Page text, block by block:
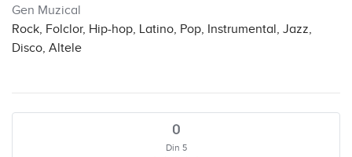
Gen Muzical
Rock, Folclor, Hip-hop, Latino, Pop, Instrumental, Jazz,
Disco, Altele
0
Din 5